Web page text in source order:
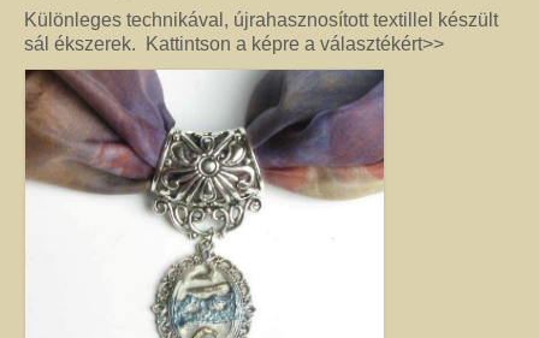
köszön vissza az utcán”. Szerette egyéniségéhez, stílusához és az általa
kedvelt színekhez illő egyedi vagy kis szériás Harmónia ékszer garantáltan
Drót ékszer
Nincs két egyforma dróthajlításos ékszer, mint ahogy nincs két egyforma
egyéniség sem. A kőbefoglalással készült ékszernél nem csak a kő színe és
formája egyedi, hanem a mód, ahogy az adott követ befoglalom. (Mindig
alkotás közben derül ki, hogy mit kíván a kő, és hogyan lehet biztossá tenni
a foglalatot.) Még akkor sem tudom garantálni, hogy az adott modellből
készült darabok egyformák lesznek, ha a kövek ugyanolyan formára
csiszoltak. A drót sosem hajlik egyformán. (Többek között ettől és az alkotói
fantáziától egyedi a kézműves Harmónia Ékszer.) A kőbefoglalásos
ékszereket gondosan válogatott valódi ásvány, féldrágakő, kristály
Különleges technikával, újrahasznosított textillel készült
sál ékszerek. Kattintson a képre a választékért>>